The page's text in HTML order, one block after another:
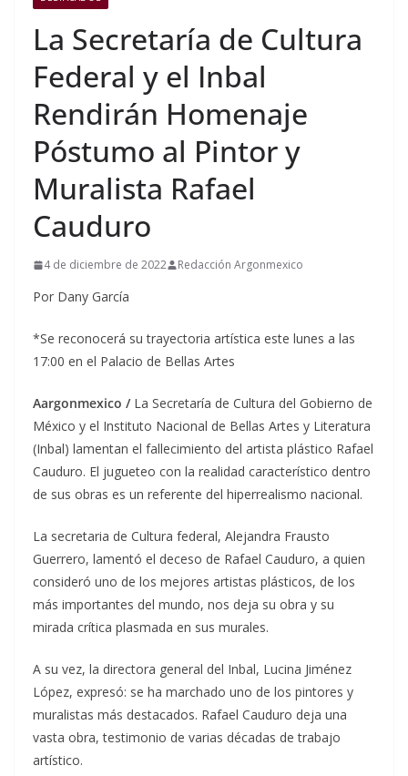
La Secretaría de Cultura
Federal y el Inbal
Rendirán Homenaje
Póstumo al Pintor y
Muralista Rafael
Cauduro
4 de diciembre de 2022 Redacción Argonmexico
Por Dany García
*Se reconocerá su trayectoria artística este lunes a las
17:00 en el Palacio de Bellas Artes
Aargonmexico /La Secretaría de Cultura del Gobierno de
México y el Instituto Nacional de Bellas Artes y Literatura
(Inbal) lamentan el fallecimiento del artista plástico Rafael
Cauduro. El jugueteo con la realidad característico dentro
de sus obras es un referente del hiperrealismo nacional.
La secretaria de Cultura federal, Alejandra Frausto
Guerrero, lamentó el deceso de Rafael Cauduro, a quien
consideró uno de los mejores artistas plásticos, de los
más importantes del mundo, nos deja su obra y su
mirada crítica plasmada en sus murales.
A su vez, la directora general del Inbal, Lucina Jiménez
López, expresó: se ha marchado uno de los pintores y
muralistas más destacados. Rafael Cauduro deja una
vasta obra, testimonio de varias décadas de trabajo
artístico.